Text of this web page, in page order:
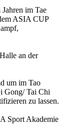
im Tae
ASIA CUP
an der
um im Tao
Gong/ Tai Chi
zu lassen.
Sport Akademie